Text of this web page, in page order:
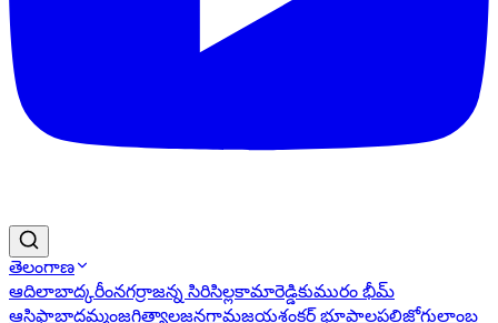
తెలంగాణ
ఆదిలాబాద్కరీంనగర్రాజన్న సిరిసిల్లకామారెడ్డికుమురం భీమ్
ఆసిఫాబాద్ఖమ్మంజగిత్యాలజనగామజయశంకర్ భూపాలపల్లిజోగులాంబ